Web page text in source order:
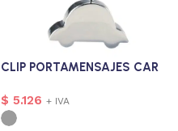
CLIP PORTAMENSAJES CAR
$ 5.126 + IVA